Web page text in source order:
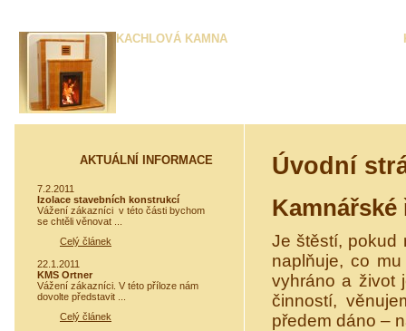
KACHLOVÁ KAMNA
AKTUÁLNÍ INFORMACE
7.2.2011
Izolace stavebních konstrukcí
Vážení zákazníci v této části bychom
se chtěli věnovat ...
Celý článek
22.1.2011
KMS Ortner
Vážení zákazníci. V této příloze nám
dovolte představit ...
Celý článek
Úvodní
Kamnářské
Je štěstí, pokud
naplňuje, co
vyhráno a život
činností,
předem dáno –